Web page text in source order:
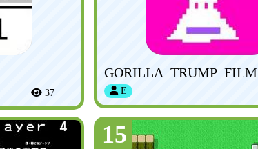
37
GORILLA_TRUMP_FILM
E
15